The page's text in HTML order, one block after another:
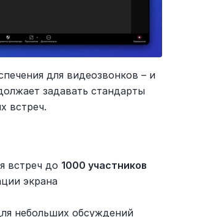
для видеозвонков – и
задавать стандарты
встреч.
встреч до 1000 участников
экрана
небольших обсуждений